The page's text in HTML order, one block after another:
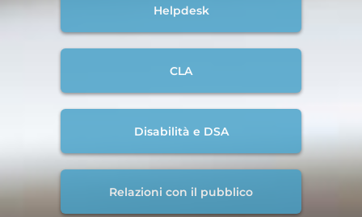
Helpdesk
CLA
Disabilità e DSA
Relazioni con il pubblico